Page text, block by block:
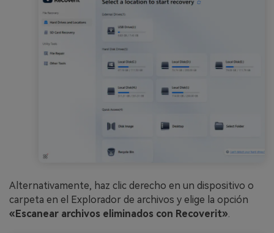
Alternativamente, haz clic derecho en un dispositivo o
carpeta en el Explorador de archivos y elige la opción
«Escanear archivos eliminados con Recoverit».